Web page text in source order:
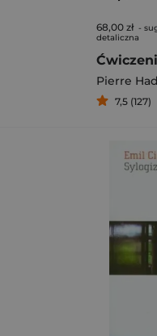
68,00 zł -
detaliczna
Pierre
7,5 (127)